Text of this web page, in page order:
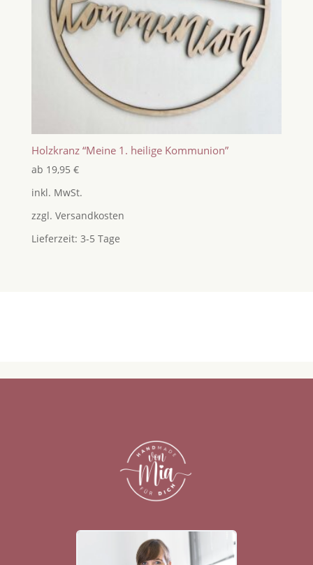
Holzkranz “Meine 1. heilige Kommunion”
ab 19,95 €
inkl. MwSt.
zzgl. Versandkosten
Lieferzeit: 3-5 Tage